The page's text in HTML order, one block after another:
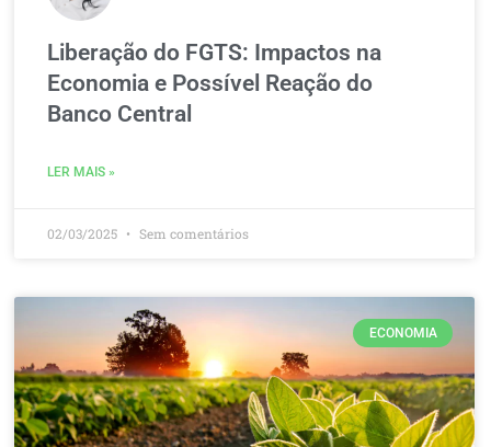
Liberação do FGTS: Impactos na
Economia e Possível Reação do
Banco Central
LER MAIS »
02/03/2025 Sem comentários
ECONOMIA